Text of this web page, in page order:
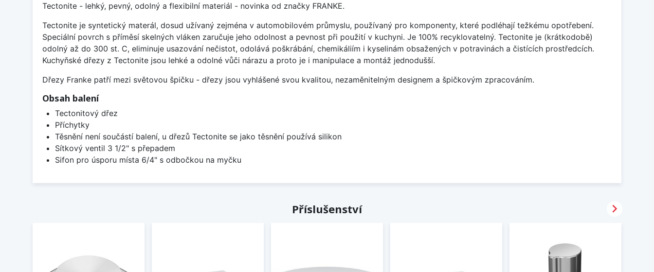
Tectonite - lehký, pevný, odolný a flexibilní materiál - novinka od značky FRANKE.
Tectonite je syntetický materál, dosud užívaný zejména v automobilovém průmyslu, používaný pro komponenty, které podléhají težkému opotřebení.
Speciální povrch s příměsí skelných vláken zaručuje jeho odolnost a pevnost při použití v kuchyni. Je 100% recyklovatelný. Tectonite je (krátkodobě)
odolný až do 300 st. C, eliminuje usazování nečistot, odolává poškrábání, chemikáliím i kyselinám obsažených v potravinách a čistících prostředcích.
Kuchyňské dřezy z Tectonite jsou lehké a odolné vůči nárazu a proto je i manipulace a montáž jednodušší.
Dřezy Franke patří mezi světovou špičku - dřezy jsou vyhlášené svou kvalitou, nezaměnitelným designem a špičkovým zpracováním.
Obsah balení
Tectonitový dřez
Příchytky
Těsnění není součástí balení, u dřezů Tectonite se jako těsnění používá silikon
Sítkový ventil 3 1/2" s přepadem
Sifon pro úsporu místa 6/4" s odbočkou na myčku
Příslušenství 